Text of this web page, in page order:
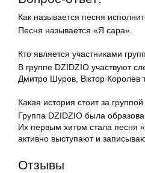
Как называется песня
Песня называется «Я сара».
Кто является участниками
В группе DZIDZIO участвуют
Дмитро Шуров, Віктор Королев
Какая история стоит за
Группа DZIDZIO была
Их первым хитом стала песня
активно выступают и
Отзывы